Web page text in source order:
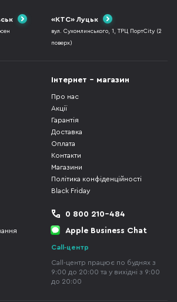
«КТС» Луцьк
вул. Сухомлинського, 1, ТРЦ ПортCity (2
поверх)
Інтернет - магазин
Про нас
Акції
Гарантія
Доставка
Оплата
Контакти
Магазини
Політика конфіденційності
Black Friday
0 800 210-484
Apple Business Chat
Call-центр
Call-центр працює по буднях з
9:00 до 20:00 та у вихідні з 9:00
до 20:00